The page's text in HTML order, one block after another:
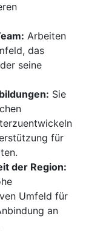
Arbeiten
das
seine
Sie
für
der Region:
Umfeld für
an